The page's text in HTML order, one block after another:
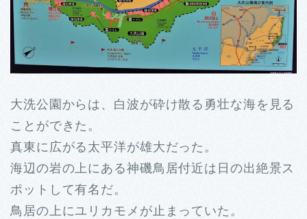
大洗公園からは、白波が砕け散る勇壮な海を見る
ことができた。
真東に広がる太平洋が雄大だった。
海辺の岩の上にある神磯鳥居付近は日の出絶景ス
ポットして有名だ。
鳥居の上にユリカモメが止まっていた。